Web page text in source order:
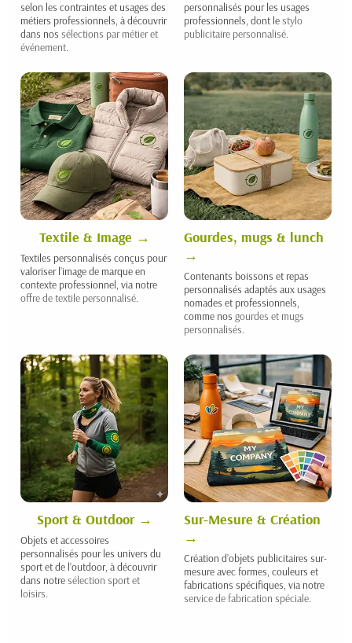
selon les contraintes et usages des
métiers professionnels, à découvrir
dans nos sélections par métier et
événement.
personnalisés pour les usages
professionnels, dont le stylo
publicitaire personnalisé.
Textile & Image
Textiles personnalisés conçus pour
valoriser l’image de marque en
contexte professionnel, via notre
offre de textile personnalisé.
Gourdes, mugs & lunch
Contenants boissons et repas
personnalisés adaptés aux usages
nomades et professionnels,
comme nos gourdes et mugs
personnalisés.
Sport & Outdoor
Objets et accessoires
personnalisés pour les univers du
sport et de l’outdoor, à découvrir
dans notre sélection sport et
loisirs.
Sur-Mesure & Création
Création d’objets publicitaires sur-
mesure avec formes, couleurs et
fabrications spécifiques, via notre
service de fabrication spéciale.